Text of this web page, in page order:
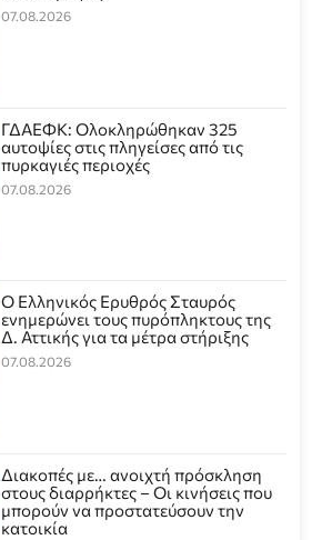
07.08.2026
ΓΔΑΕΦΚ: Ολοκληρώθηκαν 325
αυτοψίες στις πληγείσες από τις
πυρκαγιές περιοχές
07.08.2026
Ο Ελληνικός Ερυθρός Σταυρός
ενημερώνει τους πυρόπληκτους της
Δ. Αττικής για τα μέτρα στήριξης
07.08.2026
Διακοπές με… ανοιχτή πρόσκληση
στους διαρρήκτες – Οι κινήσεις που
μπορούν να προστατεύσουν την
κατοικία